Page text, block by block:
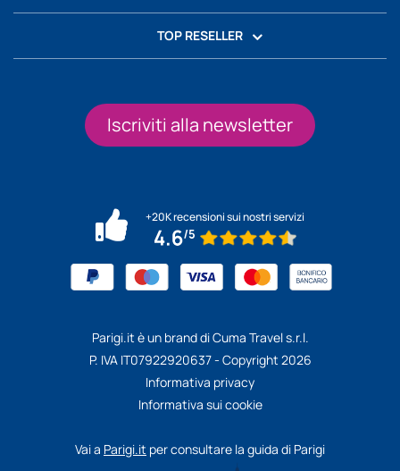
TOP RESELLER
Iscriviti alla newsletter
Parigi.it è un brand di Cuma Travel s.r.l.
P. IVA IT07922920637 - Copyright 2026
Informativa privacy
Informativa sui cookie
Vai a Parigi.it per consultare la guida di Parigi
+20K recensioni sui nostri servizi